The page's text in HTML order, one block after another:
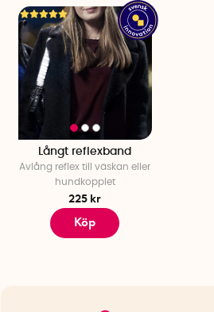
Långt reflexband
Avlång reflex till väskan eller
hundkopplet
225 kr
Köp